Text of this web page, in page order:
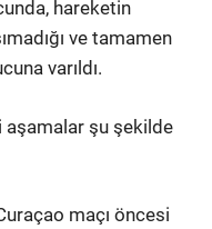
hareketin
ve tamamen
varıldı.
şu şekilde
maçı öncesi